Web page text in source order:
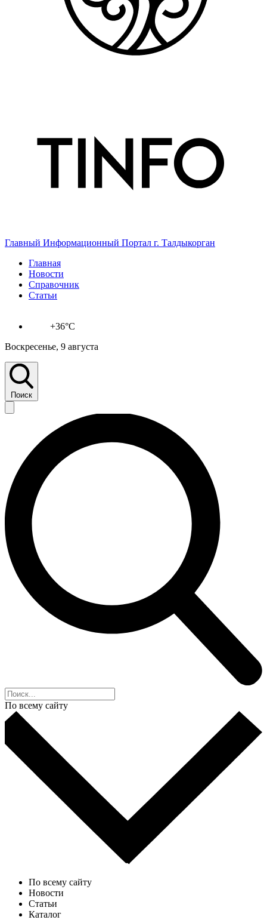
Главный Информационный Портал г. Талдыкорган
Главная
Новости
Справочник
Статьи
+36°C
Воскресенье, 9 августа
Поиск
По всему сайту
По всему сайту
Новости
Статьи
Каталог